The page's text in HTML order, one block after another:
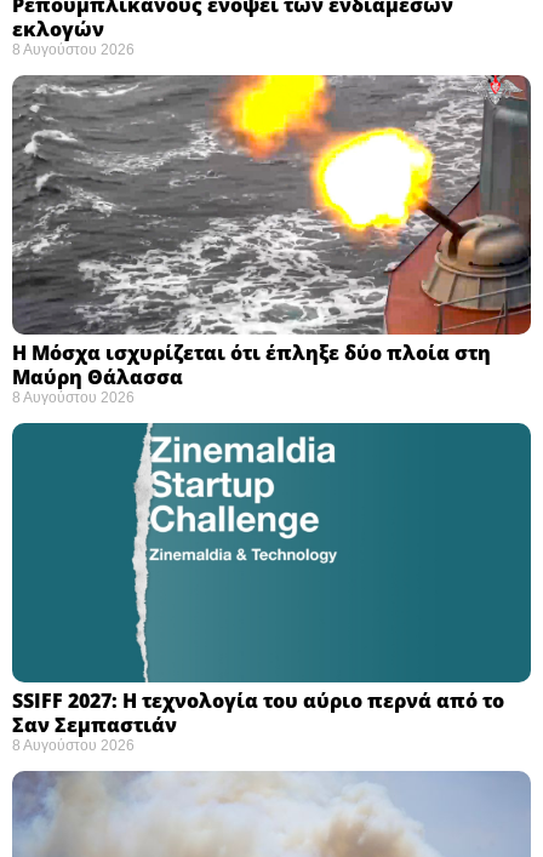
εκλογών ​
8 Αυγούστου 2026
Η Μόσχα ισχυρίζεται ότι έπληξε δύο πλοία στη
Μαύρη Θάλασσα ​
8 Αυγούστου 2026
SSIFF 2027: Η τεχνολογία του αύριο περνά από το
Σαν Σεμπαστιάν ​
8 Αυγούστου 2026